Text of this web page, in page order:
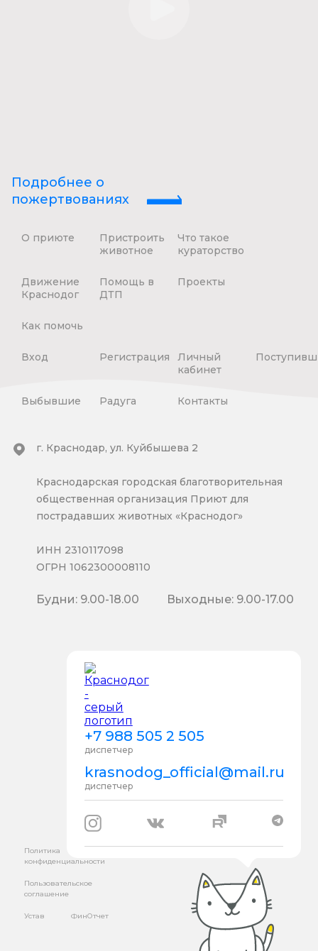
Подробнее о
пожертвованиях
О приюте
Пристроить
животное
Что такое
кураторство
Движение
Краснодог
Помощь в
ДТП
Проекты
Как помочь
Вход Регистрация
Личный
кабинет
Выбывшие Радуга Контакты
+7 988 505 2 505
диспетчер
krasnodog_official@mail.ru
диспетчер
г. Краснодар, ул. Куйбышева 2
Краснодарская городская благотворительная
общественная организация Приют для
пострадавших животных «Краснодог»
ИНН 2310117098
ОГРН 1062300008110
Будни: 9.00-18.00 Выходные: 9.00-17.00
Политика
конфиденциальности
Пользовательское
соглашение
Устав ФинОтчет